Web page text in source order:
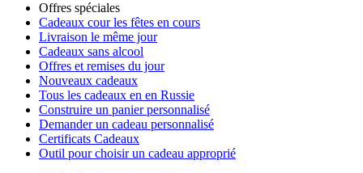
Offres spéciales
Cadeaux cour les fêtes en cours
Livraison le même jour
Cadeaux sans alcool
Offres et remises du jour
Nouveaux cadeaux
Tous les cadeaux en en Russie
Construire un panier personnalisé
Demander un cadeau personnalisé
Certificats Cadeaux
Outil pour choisir un cadeau approprié